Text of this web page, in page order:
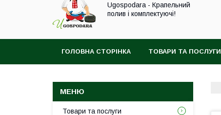
Ugospodara - Крапельний
полив і комплектуючі!
ГОЛОВНА СТОРІНКА ТОВАРИ ТА ПОСЛУГИ
Товари та послуги